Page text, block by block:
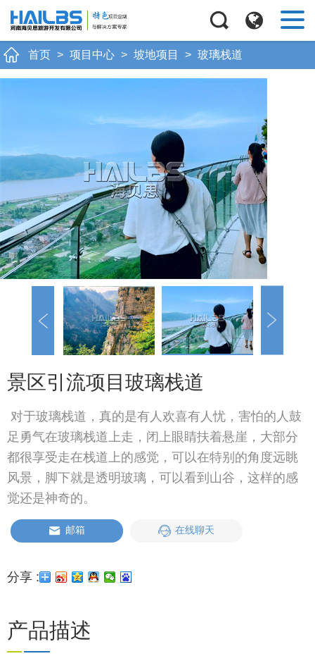
首页 > 项目中心 > 坡地项目 > 玻璃栈道
Previous
景区引流项目玻璃栈道
对于玻璃栈道，真的是有人欢喜有人忧，害怕的人鼓
足勇气在玻璃栈道上走，闭上眼睛扶着悬崖，大部分
都很享受走在栈道上的感觉，可以在特别的角度远眺
风景，脚下就是透明玻璃，可以看到山谷，这样的感
觉还是神奇的。
邮箱 在线聊天
分享 :
产品描述